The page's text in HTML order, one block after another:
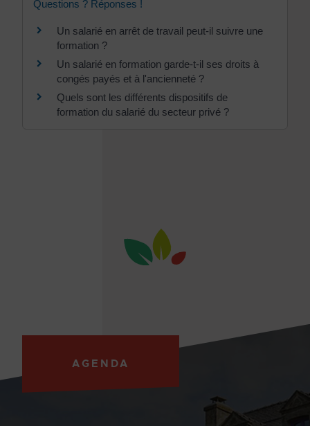
Questions ? Réponses !
Un salarié en arrêt de travail peut-il suivre une
formation ?
Un salarié en formation garde-t-il ses droits à
congés payés et à l'ancienneté ?
Quels sont les différents dispositifs de
formation du salarié du secteur privé ?
AGENDA